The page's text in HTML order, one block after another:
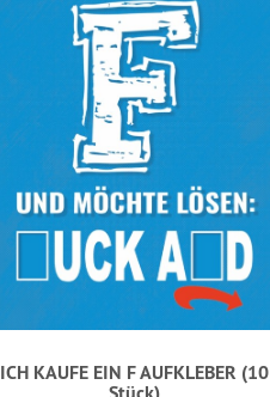
ICH KAUFE EIN F AUFKLEBER (10